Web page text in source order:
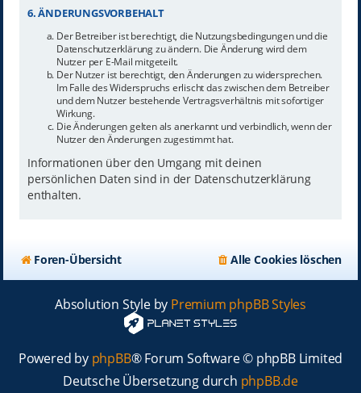
6. ÄNDERUNGSVORBEHALT
Der Betreiber ist berechtigt, die Nutzungsbedingungen und die
Datenschutzerklärung zu ändern. Die Änderung wird dem
Nutzer per E-Mail mitgeteilt.
Der Nutzer ist berechtigt, den Änderungen zu widersprechen.
Im Falle des Widerspruchs erlischt das zwischen dem Betreiber
und dem Nutzer bestehende Vertragsverhältnis mit sofortiger
Wirkung.
Die Änderungen gelten als anerkannt und verbindlich, wenn der
Nutzer den Änderungen zugestimmt hat.
Informationen über den Umgang mit deinen
persönlichen Daten sind in der Datenschutzerklärung
enthalten.
Foren-Übersicht Alle Cookies löschen
Absolution Style by Premium phpBB Styles
Powered by phpBB® Forum Software © phpBB Limited
Deutsche Übersetzung durch phpBB.de